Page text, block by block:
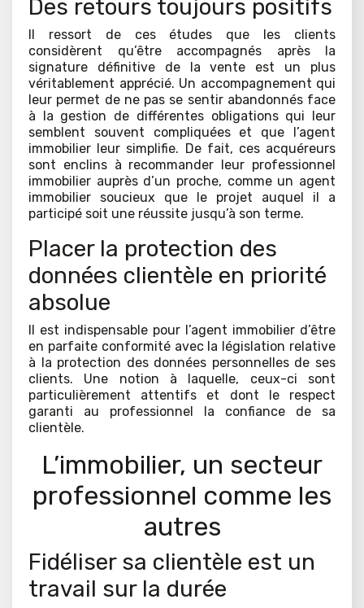
Des retours toujours positifs
Il ressort de ces études que les clients
considèrent qu’être accompagnés après la
signature définitive de la vente est un plus
véritablement apprécié. Un accompagnement qui
leur permet de ne pas se sentir abandonnés face
à la gestion de différentes obligations qui leur
semblent souvent compliquées et que l’agent
immobilier leur simplifie. De fait, ces acquéreurs
sont enclins à recommander leur professionnel
immobilier auprès d’un proche, comme un agent
immobilier soucieux que le projet auquel il a
participé soit une réussite jusqu’à son terme.
Placer la protection des
données clientèle en priorité
absolue
Il est indispensable pour l’agent immobilier d’être
en parfaite conformité avec la législation relative
à la protection des données personnelles de ses
clients. Une notion à laquelle, ceux-ci sont
particulièrement attentifs et dont le respect
garanti au professionnel la confiance de sa
clientèle.
L’immobilier, un secteur
professionnel comme les
autres
Fidéliser sa clientèle est un
travail sur la durée